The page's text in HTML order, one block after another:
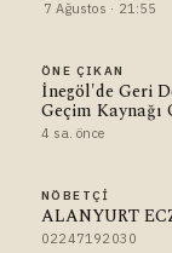
7 Ağustos · 21:55
ÖNE ÇIKAN
İnegöl'de Geri
Geçim Kaynağı
4 sa. önce
NÖBETÇI
ALANYURT
02247192030